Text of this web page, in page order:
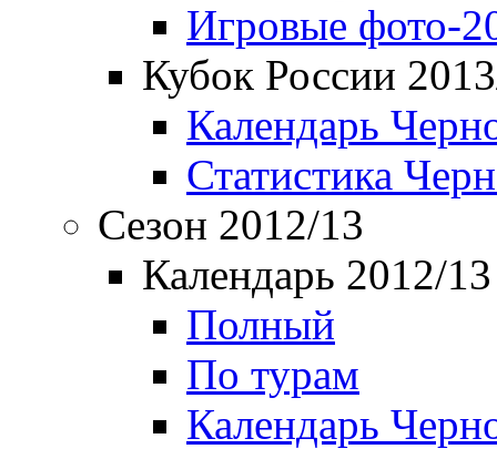
Игровые фото-
Кубок России
Календарь
Статистика
Сезон 2012/13
Календарь 2012/13
Полный
По турам
Календарь